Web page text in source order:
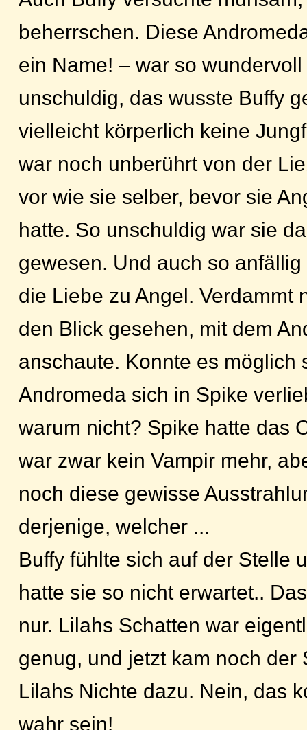
beherrschen. Diese
ein Name! – war so
unschuldig, das wusste Buffy
vielleicht körperlich keine
war noch unberührt von der
vor wie sie selber, bevor sie
hatte. So unschuldig war sie
gewesen. Und auch so
die Liebe zu Angel. Verdammt
den Blick gesehen, mit dem
anschaute. Konnte es möglich
Andromeda sich in Spike
warum nicht? Spike hatte das
war zwar kein Vampir mehr,
noch diese gewisse
derjenige, welcher ...
Buffy fühlte sich auf der Stelle
hatte sie so nicht erwartet..
nur. Lilahs Schatten war
genug, und jetzt kam noch der
Lilahs Nichte dazu. Nein, das
wahr sein!